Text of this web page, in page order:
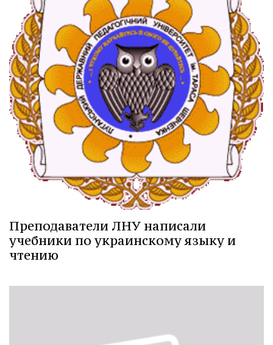
Преподаватели ЛНУ написали
учебники по украинскому языку и
чтению